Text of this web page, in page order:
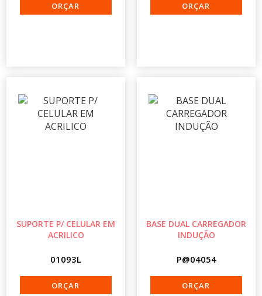
SUPORTE P/ CELULAR EM
ACRILICO
01093L
BASE DUAL CARREGADOR
INDUÇÃO
P@04054